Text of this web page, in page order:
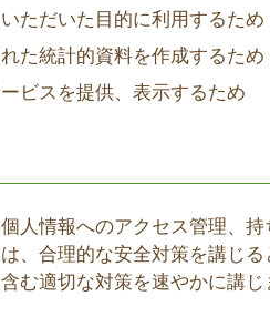
ただいた目的に利用するため
た統計的資料を作成するため
ビスを提供、表示するため
人情報へのアクセス管理、
、合理的な安全対策を講じ
む適切な対策を速やかに講じ